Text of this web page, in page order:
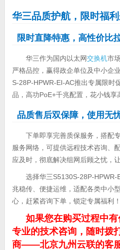
华三品质护航，限时福
限时直降特惠，高性价比
华三作为国内以太网交换机市
严格品控，赢得政企单位及中小企
S-28P-HPWR-EI-AC推出专属限时
品，高功PoE+千兆配置，花小钱享
品质售后双保障，使用无
下单即享完善质保服务，搭配
服务网络，可提供远程技术咨询、
应及时，彻底解决组网后顾之忧，
选择华三S5130S-28P-HPWR-
兆稳传、便捷运维，适配各类中小
心，赶紧咨询下单，锁定专属福利！
如果您在购买过程中
专业的技术咨询，随时拨
商——北京九州云联的客